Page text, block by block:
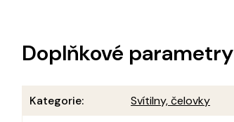
Doplňkové parametry
Kategorie:
Svítilny, čelovky